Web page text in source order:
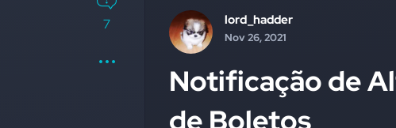
7 lord_hadder
Nov 26, 2021
Notificação de
de Boletos